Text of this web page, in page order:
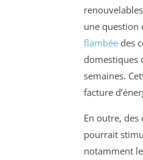
une question
flambée des
domestiques
semaines.
facture
En outre,
pourrait
notamment le